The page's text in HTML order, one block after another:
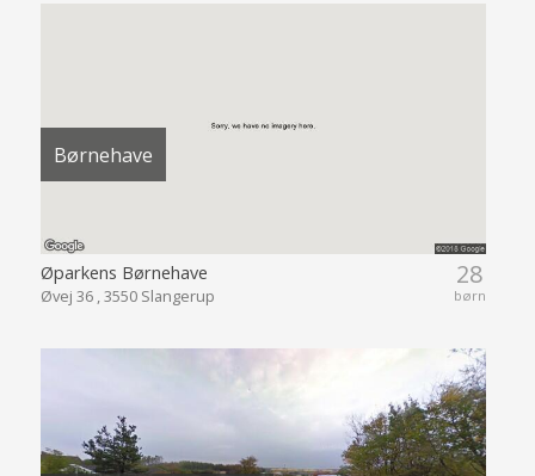
Børnehave
28
børn
Øparkens Børnehave
Øvej 36 , 3550 Slangerup